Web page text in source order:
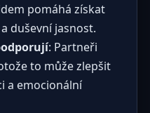
pomáhá získat
duševní jasnost.
: Partneři
to může zlepšit
a emocionální